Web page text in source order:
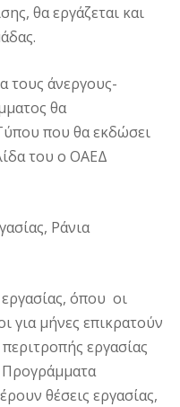
θα εργάζεται και
τους άνεργους-
θα
που θα εκδώσει
του ο ΟΑΕΔ
Ράνια
όπου οι
για μήνες επικρατούν
εργασίας
Προγράμματα
θέσεις εργασίας,